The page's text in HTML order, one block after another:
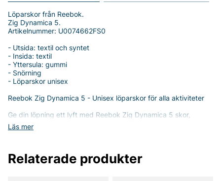
Läs mer
Löparskor från Reebok.
Zig Dynamica 5.
Artikelnummer: U0074662FS0
- Utsida: textil och syntet
- Insida: textil
- Yttersula: gummi
- Snörning
- Löparskor unisex
Reebok Zig Dynamica 5 - Unisex löparskor för alla aktiviteter
Ge din löpning ett lyft med Reebok Zig Dynamica 5 skor,
perfekta för både honom och henne! Dessa löparskor
kombinerar stil, komfort och funktionalitet för att ge dig en
användning.
Relaterade produkter